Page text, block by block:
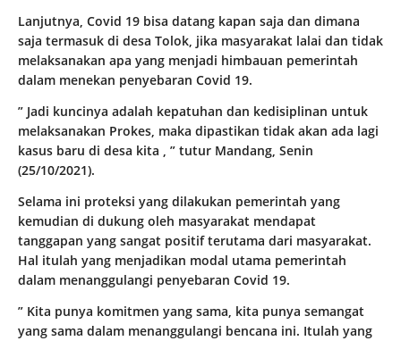
Lanjutnya, Covid 19 bisa datang kapan saja dan dimana
saja termasuk di desa Tolok, jika masyarakat lalai dan tidak
melaksanakan apa yang menjadi himbauan pemerintah
dalam menekan penyebaran Covid 19.
” Jadi kuncinya adalah kepatuhan dan kedisiplinan untuk
melaksanakan Prokes, maka dipastikan tidak akan ada lagi
kasus baru di desa kita , ” tutur Mandang, Senin
(25/10/2021).
Selama ini proteksi yang dilakukan pemerintah yang
kemudian di dukung oleh masyarakat mendapat
tanggapan yang sangat positif terutama dari masyarakat.
Hal itulah yang menjadikan modal utama pemerintah
dalam menanggulangi penyebaran Covid 19.
” Kita punya komitmen yang sama, kita punya semangat
yang sama dalam menanggulangi bencana ini. Itulah yang